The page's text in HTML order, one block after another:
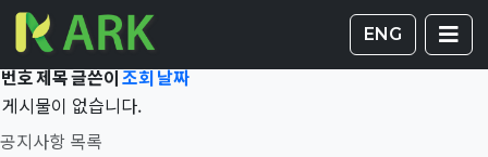
ENG
Total 42,011건1 페이지 게시판
공지사항 목록
번호제목글쓴이조회날짜
게시물이 없습니다.